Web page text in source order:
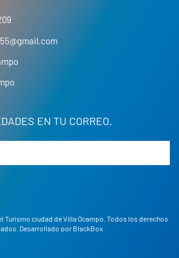
EN TU CORREO.
Turismo ciudad de Villa Ocampo. Todos los derechos
Desarrollado por BlackBox